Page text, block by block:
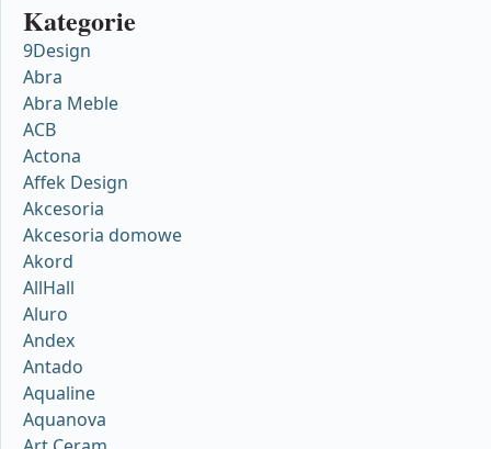
Kategorie
9Design
Abra
Abra Meble
ACB
Actona
Affek Design
Akcesoria
Akcesoria domowe
Akord
AllHall
Aluro
Andex
Antado
Aqualine
Aquanova